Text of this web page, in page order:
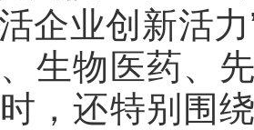
企业创新活
生物医药、
，还特别围